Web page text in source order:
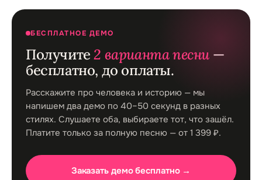
БЕСПЛАТНОЕ ДЕМО
Получите2 варианта песни —
бесплатно, до оплаты.
Расскажите про человека и историю — мы
напишем два демо по 40–50 секунд в разных
стилях. Слушаете оба, выбираете тот, что зашёл.
Платите только за полную песню — от 1 399 ₽.
Заказать демо бесплатно →